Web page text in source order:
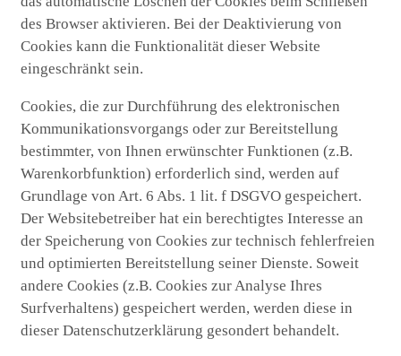
des Browser aktivieren. Bei der Deaktivierung von
Cookies kann die Funktionalität dieser Website
eingeschränkt sein.
Cookies, die zur Durchführung des elektronischen
Kommunikationsvorgangs oder zur Bereitstellung
bestimmter, von Ihnen erwünschter Funktionen (z.B.
Warenkorbfunktion) erforderlich sind, werden auf
Grundlage von Art. 6 Abs. 1 lit. f DSGVO gespeichert.
Der Websitebetreiber hat ein berechtigtes Interesse an
der Speicherung von Cookies zur technisch fehlerfreien
und optimierten Bereitstellung seiner Dienste. Soweit
andere Cookies (z.B. Cookies zur Analyse Ihres
Surfverhaltens) gespeichert werden, werden diese in
dieser Datenschutzerklärung gesondert behandelt.